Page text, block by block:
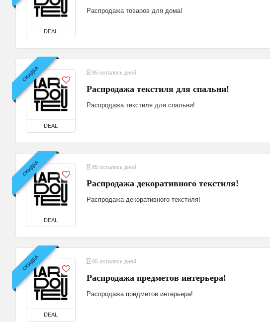
DEAL
Распродажа товаров для дома!
СКИДКА
DEAL
85 осталось дней
Распродажа текстиля для спальни!
Распродажа текстиля для спальни!
СКИДКА
DEAL
85 осталось дней
Распродажа декоративного текстиля!
Распродажа декоративного текстиля!
СКИДКА
DEAL
85 осталось дней
Распродажа предметов интерьера!
Распродажа предметов интерьера!